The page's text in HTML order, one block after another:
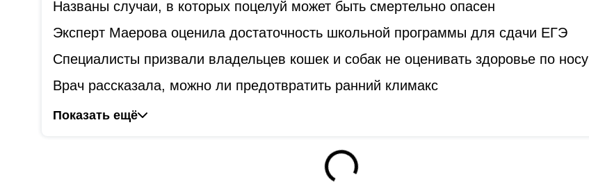
Названы случаи, в которых поцелуй может быть смертельно опасен
Эксперт Маерова оценила достаточность школьной программы для сдачи ЕГЭ
Специалисты призвали владельцев кошек и собак не оценивать здоровье по носу
Врач рассказала, можно ли предотвратить ранний климакс
Показать ещё